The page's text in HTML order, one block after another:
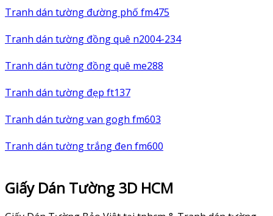
Tranh dán tường đường phố fm475
Tranh dán tường đồng quê n2004-234
Tranh dán tường đồng quê me288
Tranh dán tường đẹp ft137
Tranh dán tường van gogh fm603
Tranh dán tường trắng đen fm600
Giấy Dán Tường 3D HCM